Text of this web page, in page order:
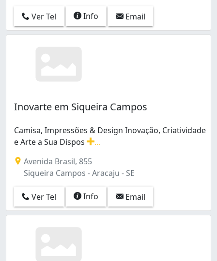
Ver Tel Info Email
Inovarte em Siqueira Campos
Camisa, Impressões & Design Inovação, Criatividade
e Arte a Sua Dispos
Avenida Brasil, 855
Siqueira Campos - Aracaju - SE
Ver Tel Info Email